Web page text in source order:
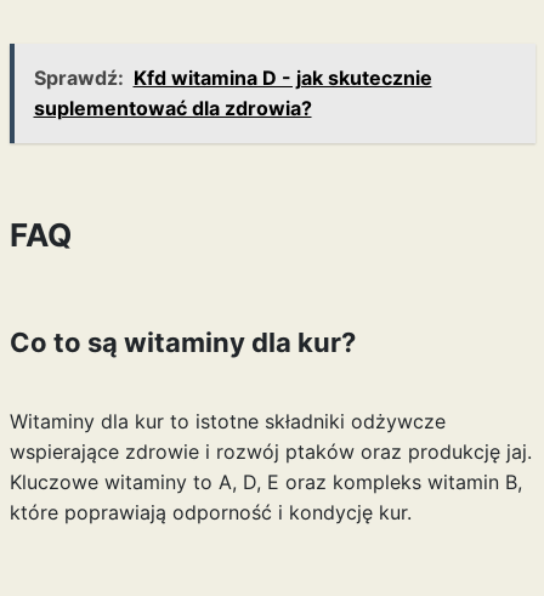
Sprawdź: Kfd witamina D - jak skutecznie
suplementować dla zdrowia?
FAQ
Co to są witaminy dla kur?
Witaminy dla kur to istotne składniki odżywcze
wspierające zdrowie i rozwój ptaków oraz produkcję jaj.
Kluczowe witaminy to A, D, E oraz kompleks witamin B,
które poprawiają odporność i kondycję kur.